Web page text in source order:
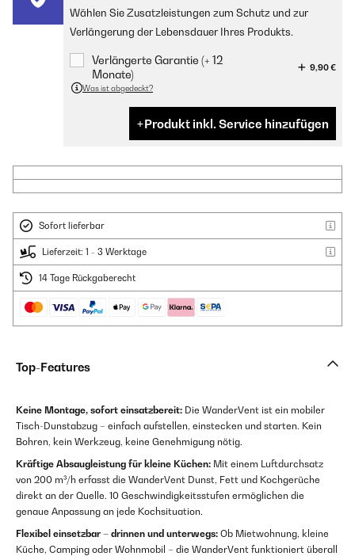
Wählen Sie Zusatzleistungen zum Schutz und zur
Verlängerung der Lebensdauer Ihres Produkts.
Verlängerte Garantie (+ 12
Monate)
9,90 €
Was ist abgedeckt?
Produkt inkl. Service hinzufügen
Sofort lieferbar
Lieferzeit: 1 - 3 Werktage
14 Tage Rückgaberecht
Top-Features
Keine Montage, sofort einsatzbereit: Die WanderVent ist ein mobiler
Tisch-Dunstabzug – einfach aufstellen, einstecken und starten. Kein
Bohren, kein Werkzeug, keine Genehmigung nötig.
Kräftige Absaugleistung für kleine Küchen: Mit einem Luftdurchsatz
von 200 m³/h erfasst die WanderVent Dunst, Fett und Kochgerüche
direkt an der Quelle. 10 Geschwindigkeitsstufen ermöglichen die
genaue Anpassung an jede Kochsituation.
Flexibel einsetzbar – drinnen und unterwegs: Ob Mietwohnung, kleine
Küche, Camping oder Wohnmobil – die WanderVent funktioniert überall